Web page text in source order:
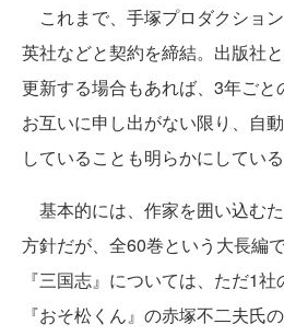
これまで、手塚プロダクショ
英社などと契約を締結。出版社
更新する場合もあれば、3年ごと
お互いに申し出がない限り、自
していることも明らかにしている
基本的には、作家を囲い込む
方針だが、全60巻という大長編
『三国志』については、ただ1
『おそ松くん』の赤塚不二夫氏